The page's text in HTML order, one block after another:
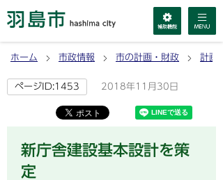
ホーム 市政情報 市の計画・財政 計画
ページID:1453 2018年11月30日
新庁舎建設基本設計を策
定